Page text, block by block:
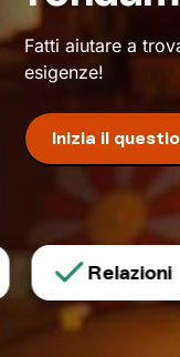
Fatti aiutare a
esigenze!
Inizia il
Relazioni